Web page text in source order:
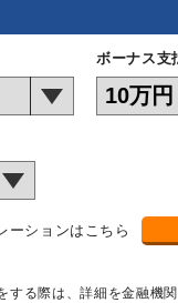
ボーナス支
ーションはこちら
る際は、詳細を金融機